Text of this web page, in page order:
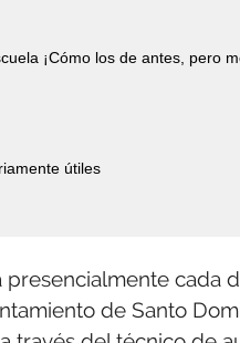
¡Cómo los de antes, pero
útiles
cada
de Santo